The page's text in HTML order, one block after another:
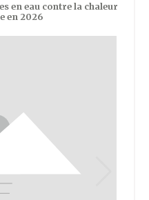
en eau contre la chaleur
en 2026